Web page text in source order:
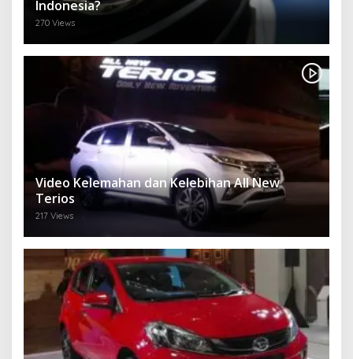
Indonesia?
270 Views
Video Kelemahan dan Kelebihan All New
Terios
217 Views